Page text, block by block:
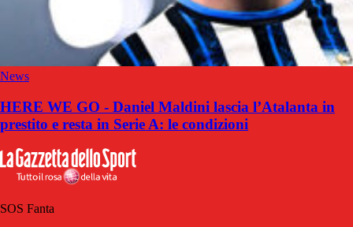
News
HERE WE GO - Daniel Maldini lascia l’Atalanta in
prestito e resta in Serie A: le condizioni
SOS Fanta